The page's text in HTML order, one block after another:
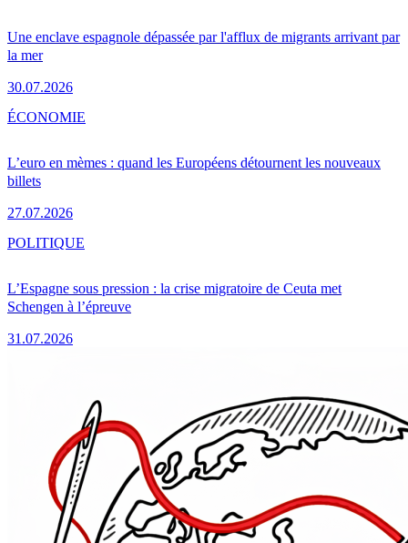
Une enclave espagnole dépassée par l'afflux de migrants arrivant par
la mer
30.07.2026
L’euro en mèmes : quand les Européens détournent les nouveaux
billets
27.07.2026
ÉCONOMIE
L’Espagne sous pression : la crise migratoire de Ceuta met
Schengen à l’épreuve
31.07.2026
POLITIQUE